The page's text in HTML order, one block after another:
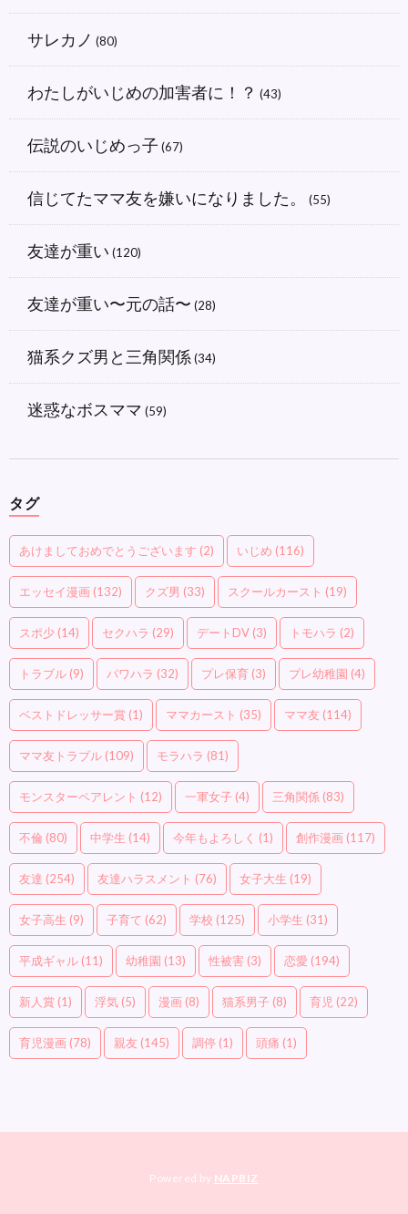
サレカノ (80)
わたしがいじめの加害者に！？ (43)
伝説のいじめっ子 (67)
信じてたママ友を嫌いになりました。 (55)
友達が重い (120)
友達が重い〜元の話〜 (28)
猫系クズ男と三角関係 (34)
迷惑なボスママ (59)
タグ
あけましておめでとうございます (2) いじめ (116)
エッセイ漫画 (132) クズ男 (33) スクールカースト (19)
スポ少 (14) セクハラ (29) デートDV (3) トモハラ (2)
トラブル (9) パワハラ (32) プレ保育 (3) プレ幼稚園 (4)
ベストドレッサー賞 (1) ママカースト (35) ママ友 (114)
ママ友トラブル (109) モラハラ (81)
モンスターペアレント (12) 一軍女子 (4) 三角関係 (83)
不倫 (80) 中学生 (14) 今年もよろしく (1) 創作漫画 (117)
友達 (254) 友達ハラスメント (76) 女子大生 (19)
女子高生 (9) 子育て (62) 学校 (125) 小学生 (31)
平成ギャル (11) 幼稚園 (13) 性被害 (3) 恋愛 (194)
新人賞 (1) 浮気 (5) 漫画 (8) 猫系男子 (8) 育児 (22)
育児漫画 (78) 親友 (145) 調停 (1) 頭痛 (1)
Powered by NAPBIZ